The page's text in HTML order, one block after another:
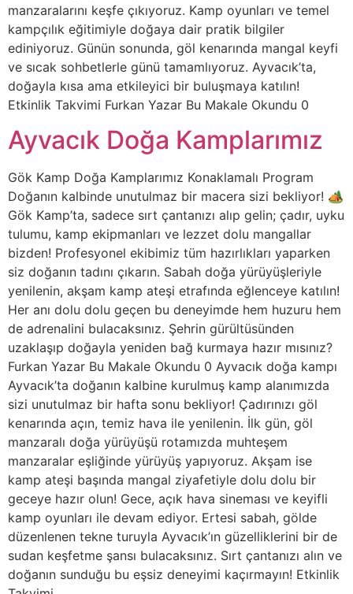
manzaralarını keşfe çıkıyoruz. Kamp oyunları ve temel
kampçılık eğitimiyle doğaya dair pratik bilgiler
ediniyoruz. Günün sonunda, göl kenarında mangal keyfi
ve sıcak sohbetlerle günü tamamlıyoruz. Ayvacık’ta,
doğayla kısa ama etkileyici bir buluşmaya katılın!
Etkinlik Takvimi Furkan Yazar Bu Makale Okundu 0
Ayvacık Doğa Kamplarımız
Gök Kamp Doğa Kamplarımız Konaklamalı Program
Doğanın kalbinde unutulmaz bir macera sizi bekliyor! 🏕️
Gök Kamp’ta, sadece sırt çantanızı alıp gelin; çadır, uyku
tulumu, kamp ekipmanları ve lezzet dolu mangallar
bizden! Profesyonel ekibimiz tüm hazırlıkları yaparken
siz doğanın tadını çıkarın. Sabah doğa yürüyüşleriyle
yenilenin, akşam kamp ateşi etrafında eğlenceye katılın!
Her anı dolu dolu geçen bu deneyimde hem huzuru hem
de adrenalini bulacaksınız. Şehrin gürültüsünden
uzaklaşıp doğayla yeniden bağ kurmaya hazır mısınız?
Furkan Yazar Bu Makale Okundu 0 Ayvacık doğa kampı
Ayvacık’ta doğanın kalbine kurulmuş kamp alanımızda
sizi unutulmaz bir hafta sonu bekliyor! Çadırınızı göl
kenarında açın, temiz hava ile yenilenin. İlk gün, göl
manzaralı doğa yürüyüşü rotamızda muhteşem
manzaralar eşliğinde yürüyüş yapıyoruz. Akşam ise
kamp ateşi başında mangal ziyafetiyle dolu dolu bir
geceye hazır olun! Gece, açık hava sineması ve keyifli
kamp oyunları ile devam ediyor. Ertesi sabah, gölde
düzenlenen tekne turuyla Ayvacık’ın güzelliklerini bir de
sudan keşfetme şansı bulacaksınız. Sırt çantanızı alın ve
doğanın sunduğu bu eşsiz deneyimi kaçırmayın! Etkinlik